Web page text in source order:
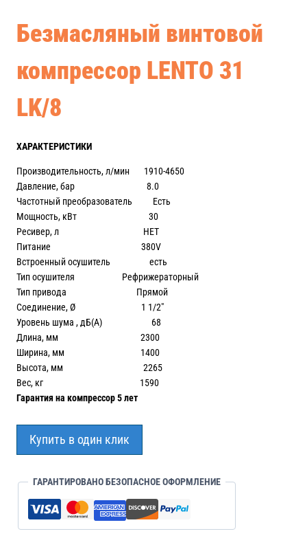
Безмасляный винтовой
компрессор LENTO 31
LK/8
ХАРАКТЕРИСТИКИ
Производительность, л/мин 1910-4650
Давление, бар 8.0
Частотный преобразователь Есть
Мощность, кВт 30
Ресивер, л НЕТ
Питание 380V
Встроенный осушитель есть
Тип осушителя Рефрижераторный
Тип привода Прямой
Соединение, Ø 1 1/2″
Уровень шума , дБ(А) 68
Длина, мм 2300
Ширина, мм 1400
Высота, мм 2265
Вес, кг 1590
Гарантия на компрессор 5 лет
Купить в один клик
ГАРАНТИРОВАНО БЕЗОПАСНОЕ ОФОРМЛЕНИЕ